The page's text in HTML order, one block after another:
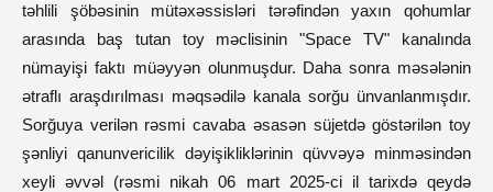
təhlili şöbəsinin mütəxəssisləri tərəfindən yaxın qohumlar
arasında baş tutan toy məclisinin "Space TV" kanalında
nümayişi faktı müəyyən olunmuşdur. Daha sonra məsələnin
ətraflı araşdırılması məqsədilə kanala sorğu ünvanlanmışdır.
Sorğuya verilən rəsmi cavaba əsasən süjetdə göstərilən toy
şənliyi qanunvericilik dəyişikliklərinin qüvvəyə minməsindən
xeyli əvvəl (rəsmi nikah 06 mart 2025-ci il tarixdə qeydə